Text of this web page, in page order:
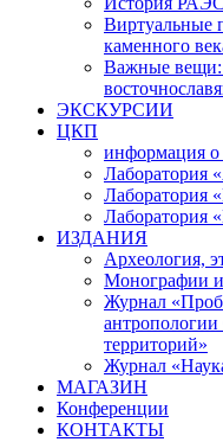
Виртуальные
каменного
Важные вещи:
ЭКСКУРСИИ
ЦКП
информация
Лаборатория
Лаборатория
Лаборатория
ИЗДАНИЯ
Археология,
Монографии
Журнал
территорий»
Журнал
МАГАЗИН
Конференции
КОНТАКТЫ